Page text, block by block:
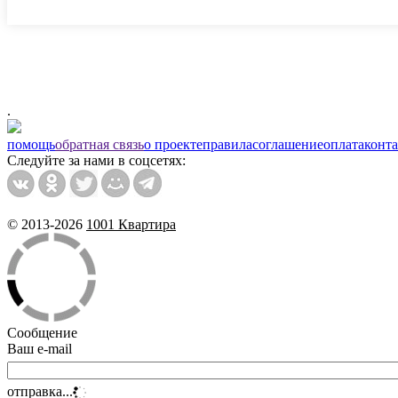
.
помощьобратная связьо проектеправиласоглашениеоплата
Следуйте за нами в соцсетях:
© 2013-2026 1001 Квартира
Сообщение
Ваш e-mail
отправка...